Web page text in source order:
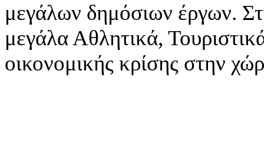
μεγάλων δημόσιων έργων.
μεγάλα Αθλητικά,
οικονομικής κρίσης στην